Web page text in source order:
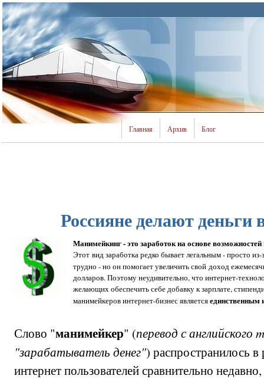
Главная Архив Блог
Россияне делают деньги
Манимейкинг - это заработок на основе
Этот вид заработка редко бывает легальным - просто из-
трудно - но он помогает увеличить свой доход
долларов. Поэтому неудивительно, что интернет-
желающих обеспечить себе добавку к зарплате,
манимейкеров интернет-бизнес являетсяединственным
Слово "манимейкер" (перевод с английского
"зарабатыватель денег") распространилось в
интернет пользователей сравнительно